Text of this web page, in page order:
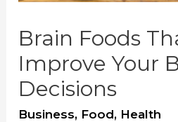
Brain Foods
Improve Your
Decisions
Business, Food, Health